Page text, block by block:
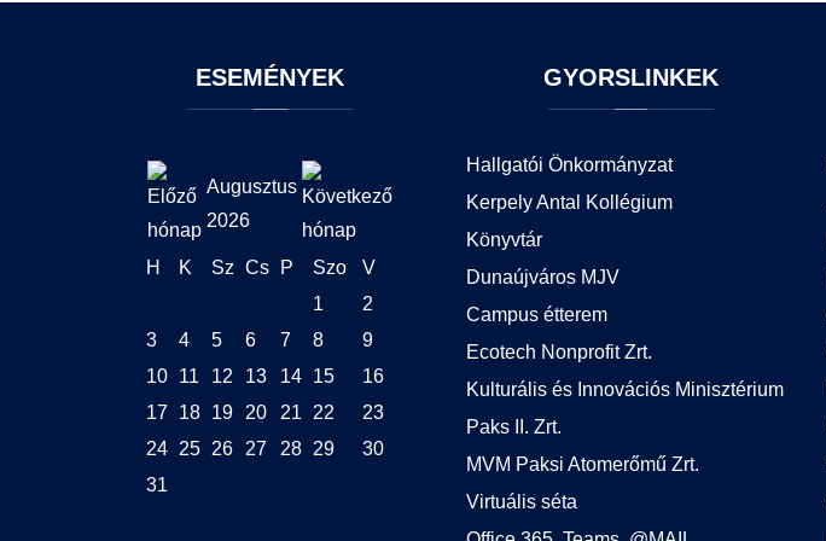
ESEMÉNYEK
Augusztus
2026
H K Sz Cs P Szo
V
1
2
3
4 5 6 7 8
9
10 11 12 13 14 15
16
17 18 19 20 21 22
23
24 25 26 27 28 29
30
31
GYORSLINKEK
Hallgatói Önkormányzat
Kerpely Antal Kollégium
Könyvtár
Dunaújváros MJV
Campus étterem
Ecotech Nonprofit Zrt.
Kulturális és Innovációs Minisztérium
Paks II. Zrt.
MVM Paksi Atomerőmű Zrt.
Virtuális séta